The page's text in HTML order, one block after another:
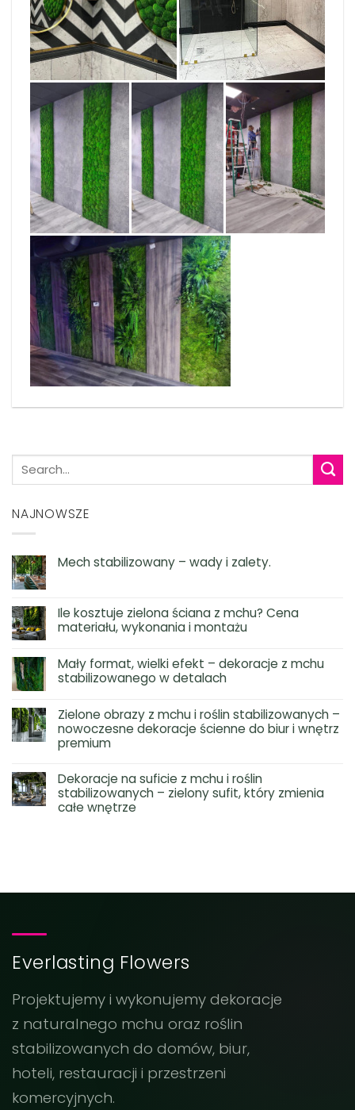
NAJNOWSZE
Mech stabilizowany – wady i zalety.
Ile kosztuje zielona ściana z mchu? Cena
materiału, wykonania i montażu
Mały format, wielki efekt – dekoracje z mchu
stabilizowanego w detalach
Zielone obrazy z mchu i roślin stabilizowanych –
nowoczesne dekoracje ścienne do biur i wnętrz
premium
Dekoracje na suficie z mchu i roślin
stabilizowanych – zielony sufit, który zmienia
całe wnętrze
Everlasting Flowers
Projektujemy i wykonujemy dekoracje
z naturalnego mchu oraz roślin
stabilizowanych do domów, biur,
hoteli, restauracji i przestrzeni
komercyjnych.